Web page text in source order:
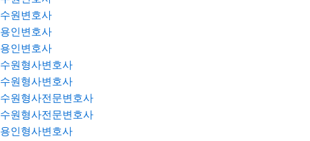
수원변호사
용인변호사
용인변호사
수원형사변호사
수원형사변호사
수원형사전문변호사
수원형사전문변호사
용인형사변호사